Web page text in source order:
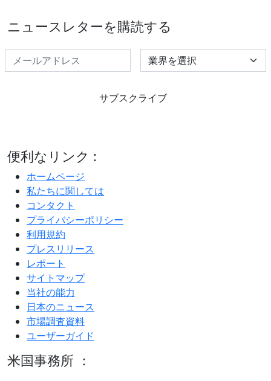
ニュースレターを購読する
Select Industry
サブスクライブ
便利なリンク :
ホームページ
私たちに関しては
コンタクト
プライバシーポリシー
利用規約
プレスリリース
レポート
サイトマップ
当社の能力
日本のニュース
市場調査資料
ユーザーガイド
米国事務所 ：